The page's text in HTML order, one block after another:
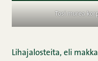
Tosi murea
Lihajalosteita, eli